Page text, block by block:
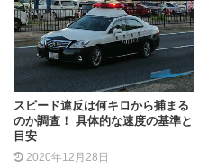
スピード違反は何キロから捕まる
のか調査！ 具体的な速度の基準と
目安
2020年12月28日